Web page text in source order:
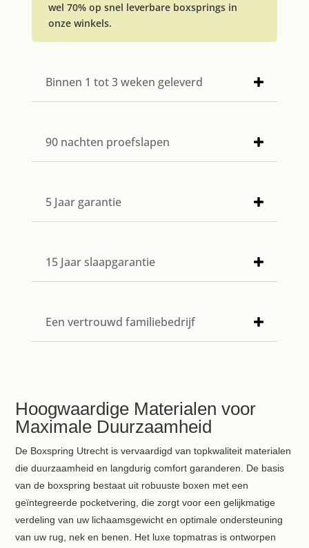
wel 70% op snel leverbare boxsprings in
onze winkels.
Binnen 1 tot 3 weken geleverd
90 nachten proefslapen
5 Jaar garantie
15 Jaar slaapgarantie
Een vertrouwd familiebedrijf
Hoogwaardige Materialen voor
Maximale Duurzaamheid
De Boxspring Utrecht is vervaardigd van topkwaliteit materialen
die duurzaamheid en langdurig comfort garanderen. De basis
van de boxspring bestaat uit robuuste boxen met een
geïntegreerde pocketvering, die zorgt voor een gelijkmatige
verdeling van uw lichaamsgewicht en optimale ondersteuning
van uw rug, nek en benen. Het luxe topmatras is ontworpen